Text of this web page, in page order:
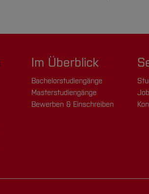
Im Überblick
Bachelorstudiengänge
Masterstudiengänge
Bewerben & Einschreiben